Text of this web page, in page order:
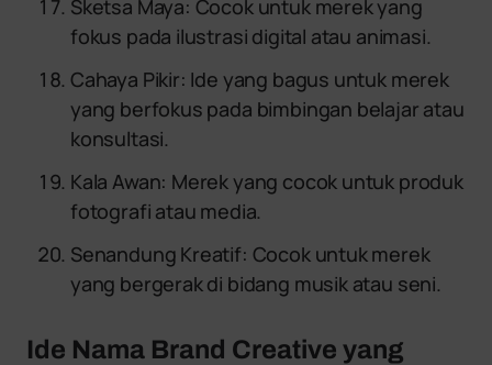
Sketsa Maya: Cocok untuk merek yang
fokus pada ilustrasi digital atau animasi.
Cahaya Pikir: Ide yang bagus untuk merek
yang berfokus pada bimbingan belajar atau
konsultasi.
Kala Awan: Merek yang cocok untuk produk
fotografi atau media.
Senandung Kreatif: Cocok untuk merek
yang bergerak di bidang musik atau seni.
Ide Nama Brand Creative yang